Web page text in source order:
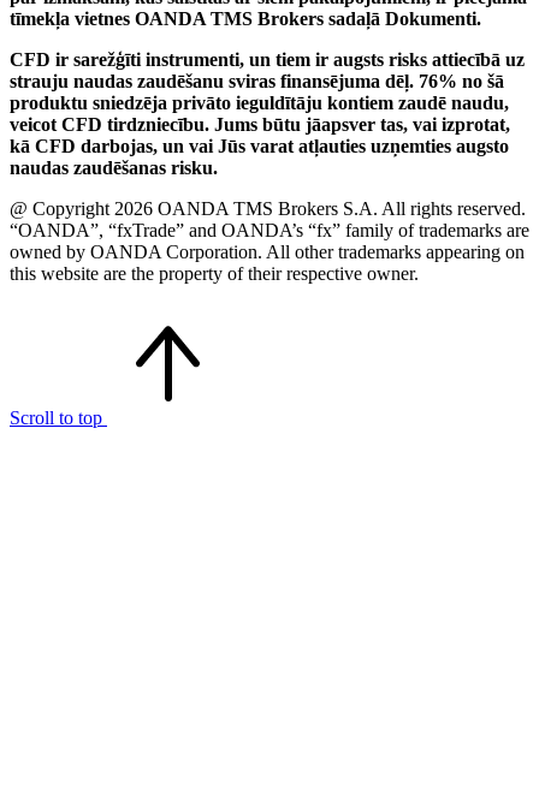
tīmekļa vietnes OANDA TMS Brokers sadaļā Dokumenti.
CFD ir sarežģīti instrumenti, un tiem ir augsts risks attiecībā uz
strauju naudas zaudēšanu sviras finansējuma dēļ. 76% no šā
produktu sniedzēja privāto ieguldītāju kontiem zaudē naudu,
veicot CFD tirdzniecību. Jums būtu jāapsver tas, vai izprotat,
kā CFD darbojas, un vai Jūs varat atļauties uzņemties augsto
naudas zaudēšanas risku.
@ Copyright 2026 OANDA TMS Brokers S.A. All rights reserved.
“OANDA”, “fxTrade” and OANDA’s “fx” family of trademarks are
owned by OANDA Corporation. All other trademarks appearing on
this website are the property of their respective owner.
Scroll to top